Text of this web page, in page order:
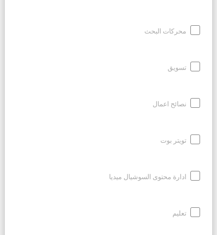
محركات البحث
تسويق
نصائح اعمال
تويتر بوت
ادارة محتوى السوشيال ميديا
تعليم